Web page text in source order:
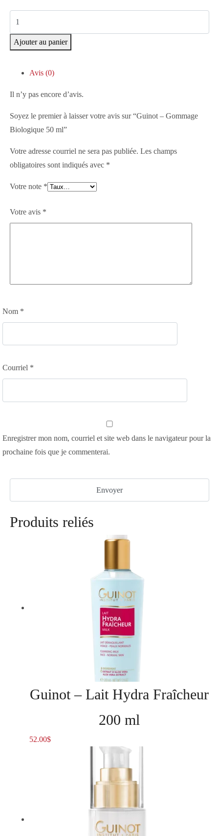
Ajouter au panier
Avis (0)
Il n’y pas encore d’avis.
Soyez le premier à laisser votre avis sur “Guinot – Gommage
Biologique 50 ml”
Votre adresse courriel ne sera pas publiée. Les champs
obligatoires sont indiqués avec *
Votre note *
Votre avis *
Nom *
Courriel *
Enregistrer mon nom, courriel et site web dans le navigateur pour la
prochaine fois que je commenterai.
Produits reliés
Guinot – Lait Hydra Fraîcheur
200 ml
52.00$